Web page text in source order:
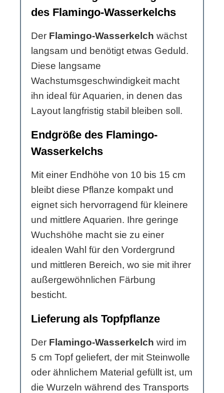
des Flamingo-Wasserkelchs
Der Flamingo-Wasserkelch wächst
langsam und benötigt etwas Geduld.
Diese langsame
Wachstumsgeschwindigkeit macht
ihn ideal für Aquarien, in denen das
Layout langfristig stabil bleiben soll.
Endgröße des Flamingo-
Wasserkelchs
Mit einer Endhöhe von 10 bis 15 cm
bleibt diese Pflanze kompakt und
eignet sich hervorragend für kleinere
und mittlere Aquarien. Ihre geringe
Wuchshöhe macht sie zu einer
idealen Wahl für den Vordergrund
und mittleren Bereich, wo sie mit ihrer
außergewöhnlichen Färbung
besticht.
Lieferung als Topfpflanze
Der Flamingo-Wasserkelch wird im
5 cm Topf geliefert, der mit Steinwolle
oder ähnlichem Material gefüllt ist, um
die Wurzeln während des Transports